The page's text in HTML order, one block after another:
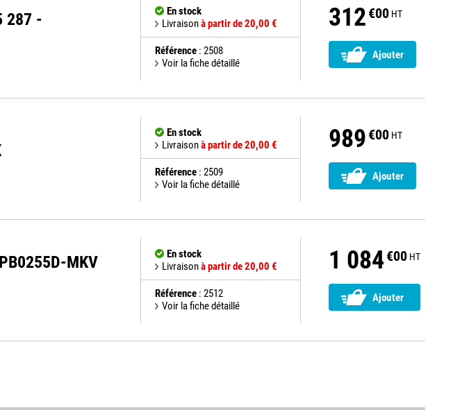
287 -
En stock
Livraisonà partir de 20,00 €
Référence : 2508
Voir la fiche détaillé
312 €00 HT
Ajouter
En stock
Livraisonà partir de 20,00 €
Référence : 2509
Voir la fiche détaillé
989 €00 HT
Ajouter
MKV
En stock
Livraisonà partir de 20,00 €
Référence : 2512
Voir la fiche détaillé
1 084 €00 HT
Ajouter